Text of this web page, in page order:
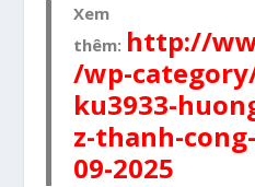
Xem
thêm: http://
/wp-
ku3933-
z-thanh-
09-2025